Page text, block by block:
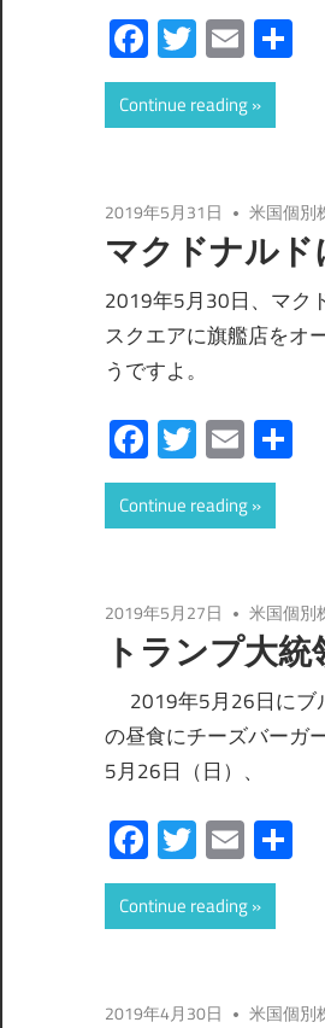
Facebook
Twitter
Email
Continue reading
2019年5月31日 米国個別
マクドナル
2019年5月30日、マク
スクエアに旗艦店をオ
うですよ。
Facebook
Twitter
Email
Continue reading
2019年5月27日 米国個別
トランプ大
2019年5月26日にブ
の昼食にチーズバーガ
5月26日（日）、
Facebook
Twitter
Email
Continue reading
2019年4月30日 米国個別